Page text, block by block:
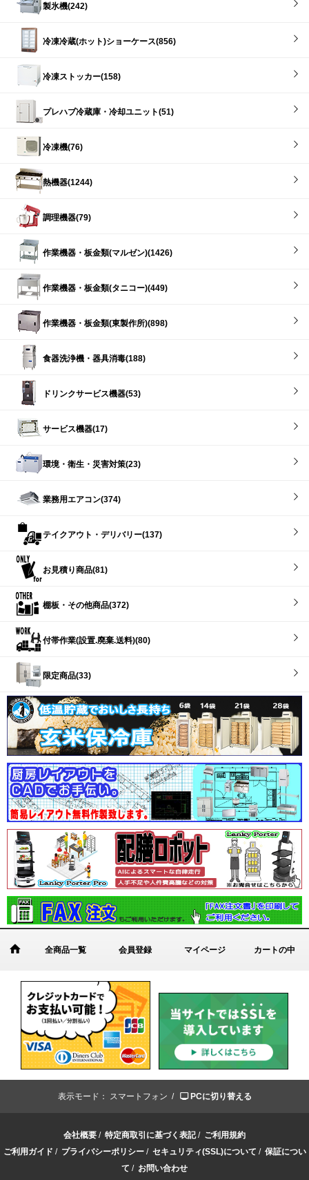
製氷機(242)
冷凍冷蔵(ホット)ショーケース(856)
冷凍ストッカー(158)
プレハブ冷蔵庫・冷却ユニット(51)
冷凍機(76)
熱機器(1244)
調理機器(79)
作業機器・板金類(マルゼン)(1426)
作業機器・板金類(タニコー)(449)
作業機器・板金類(東製作所)(898)
食器洗浄機・器具消毒(188)
ドリンクサービス機器(53)
サービス機器(17)
環境・衛生・災害対策(23)
業務用エアコン(374)
テイクアウト・デリバリー(137)
お見積り商品(81)
棚板・その他商品(372)
付帯作業(設置.廃棄.送料)(80)
限定商品(33)
全商品一覧 会員登録 マイページ カートの中
表示モード： スマートフォン / PCに切り替える
会社概要 / 特定商取引に基づく表記/ ご利用規約
ご利用ガイド / プライバシーポリシー/ セキュリティ(SSL)について / 保証につい
て / お問い合わせ